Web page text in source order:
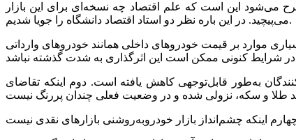
این میان مطرح می‌شود این است که علم اقتصاد چه نسخه‌ای برای این بازار
می‌پیچید. در این باره نظر دو استاد اقتصاد دانشگاه را جویا شدیم.
موارد بر قیمت خودروهای داخلی همانند خودروهای وارداتی
به‌طور قابل‌توجهی کاهش یافته است. دوم اینکه تقاضای